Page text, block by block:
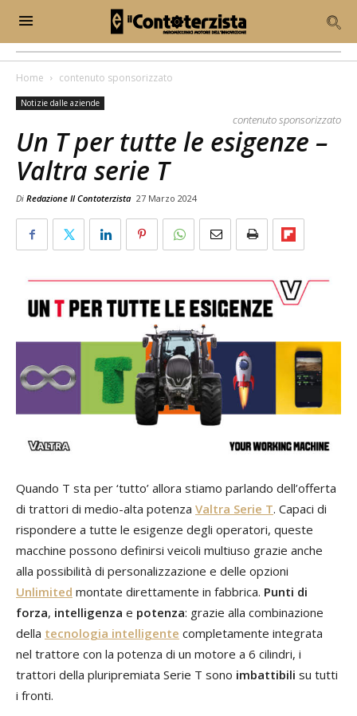
Home contenuto sponsorizzato
Notizie dalle aziende
contenuto sponsorizzato
Un T per tutte le esigenze –
Valtra serie T
Di Redazione Il Contoterzista 27 Marzo 2024
Quando T sta per ‘tutto’ allora stiamo parlando dell’offerta
di trattori di medio-alta potenza Valtra Serie T. Capaci di
rispondere a tutte le esigenze degli operatori, queste
macchine possono definirsi veicoli multiuso grazie anche
alla possibilità di personalizzazione e delle opzioni
Unlimited montate direttamente in fabbrica. Punti di
forza, intelligenza e potenza: grazie alla combinazione
della tecnologia intelligente completamente integrata
nel trattore con la potenza di un motore a 6 cilindri, i
trattori della pluripremiata Serie T sono imbattibili su tutti
i fronti.